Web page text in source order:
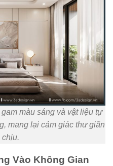
màu sáng và vật liệu tự
mang lại cảm giác thư giãn
chịu.
Vào Không Gian